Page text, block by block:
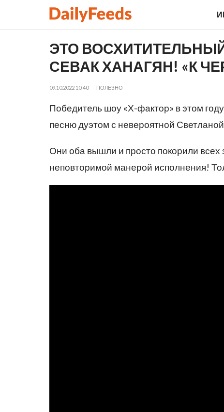
ЭТО
СЕВАК ХАНАГЯН! «К
09.10.2022 10:40 ПОЛЕЗНО
Победитель шоу «Х-фактор» в этом
песню дуэтом с невероятной
Они оба вышли и просто покорили всех
неповторимой манерой исполнения!